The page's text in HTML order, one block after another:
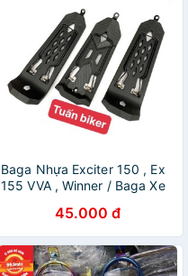
Baga Nhựa Exciter 150 , Ex
155 VVA , Winner / Baga Xe
45.000 đ